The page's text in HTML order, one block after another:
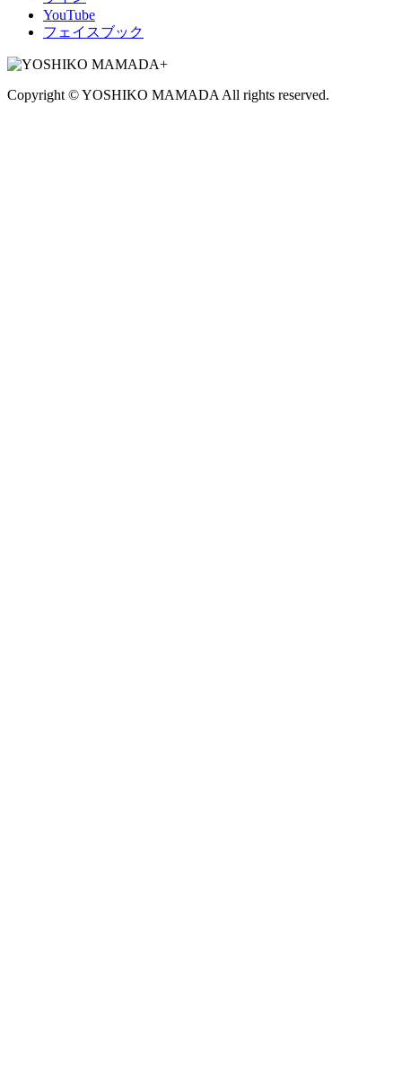
YouTube
フェイスブック
Copyright © YOSHIKO MAMADA All rights reserved.